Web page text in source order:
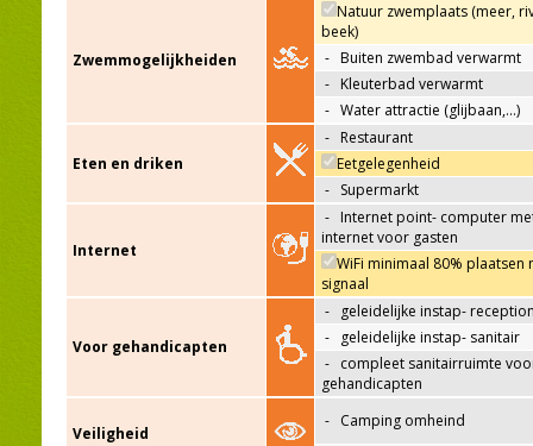
Zwemmogelijkheiden
Natuur zwemplaats (meer,
beek)
- Buiten zwembad verwarmt
- Kleuterbad verwarmt
- Water attractie (glijbaan,…)
Eten en driken
- Restaurant
Eetgelegenheid
- Supermarkt
Internet
- Internet point- computer
internet voor gasten
WiFi minimaal 80% plaatsen
signaal
Voor gehandicapten
-
geleidelijke instap-
-
geleidelijke instap- sanitair
- compleet sanitairruimte
gehandicapten
Veiligheid
- Camping omheind